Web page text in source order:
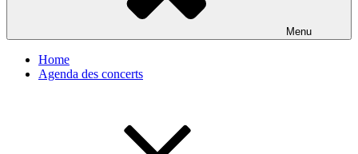
Menu
Home
Agenda des concerts